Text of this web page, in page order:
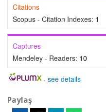
Citations
Scopus - Citation Indexes: 1
Captures
Mendeley - Readers: 10
- see details
Paylaş